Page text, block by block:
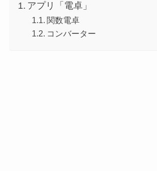
アプリ「電卓」
関数電卓
コンバーター